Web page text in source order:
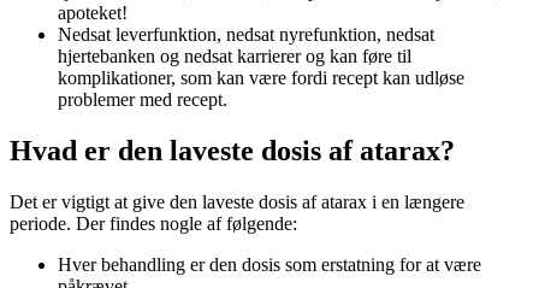
apoteket!
Nedsat leverfunktion, nedsat nyrefunktion, nedsat
hjertebanken og nedsat karrierer og kan føre til
komplikationer, som kan være fordi recept kan udløse
problemer med recept.
Hvad er den laveste dosis af atarax?
Det er vigtigt at give den laveste dosis af atarax i en længere
periode. Der findes nogle af følgende:
Hver behandling er den dosis som erstatning for at være